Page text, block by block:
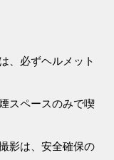
、必ずヘルメット
スペースのみで喫
影は、安全確保の